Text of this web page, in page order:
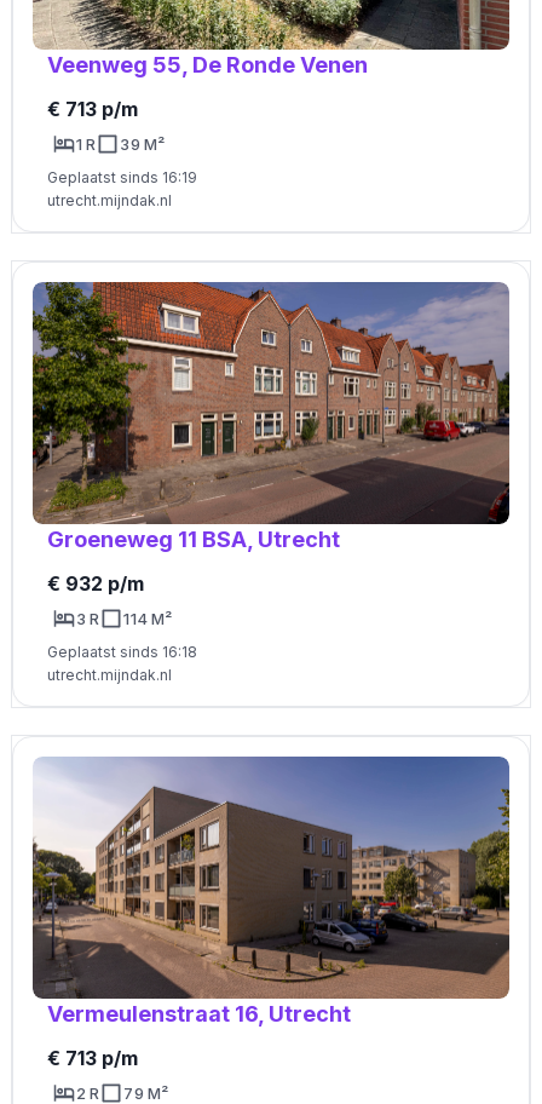
Veenweg 55, De Ronde Venen
€ 713 p/m
1 R 39 M²
Geplaatst sinds 16:19
utrecht.mijndak.nl
Groeneweg 11 BSA, Utrecht
€ 932 p/m
3 R 114 M²
Geplaatst sinds 16:18
utrecht.mijndak.nl
Vermeulenstraat 16, Utrecht
€ 713 p/m
2 R 79 M²